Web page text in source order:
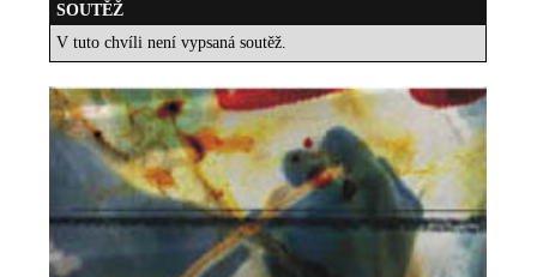
SOUTĚŽ
V tuto chvíli není vypsaná soutěž.